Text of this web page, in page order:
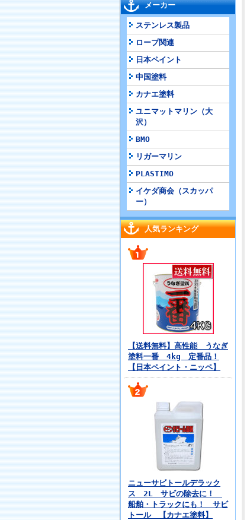
メーカー
ステンレス製品
ロープ関連
日本ペイント
中国塗料
カナエ塗料
ユニマットマリン（大
沢）
BMO
リガーマリン
PLASTIMO
イケダ商会（スカッパ
ー）
人気ランキング
【送料無料】高性能 うなぎ
塗料一番 4kg 定番品！
【日本ペイント・ニッペ】
ニューサビトールデラック
ス 2L サビの除去に！
船舶・トラックにも！ サビ
トール 【カナエ塗料】